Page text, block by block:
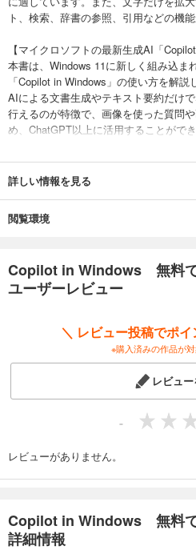
ト、検索、辞書の参照、引用などの機能
【マイクロソフトの最新生成AI「
本書は、Windows 11に新しく組み込ま
「Copilot in Windows」の使い方を解
AIによる文書生成やテキスト要約だけ
行えるのが特徴で、画像を使った質問
め、ChatGPT以上に活用することがで
活用、アイデア出しや学習に使う方法
ためのテクニックなど、仕事でAIを使
数紹介しています。
■目次
──Copilot in Edgeの画面構成を確認し
──Copilotに質問してみよう
●Chapter 2 パソコンを操作・連携しよ
──Copilot in Windowsでパソコンの操作
──スクリーンショットを撮ってもらおう
──ウィンドウを整理してもらおう
──パソコンの操作方法を教えてもらお
──音量や通知をオン／オフ／ミュート
──仕事や作業に集中するフォーカスセ
──画面をダークモードにしてもらおう
──CopilotをMicrosoft Edgeと連携できる
──Webページの内容を要約してもらお
──テキストファイルやPDFファイルの
──画像を使って質問しよう
──画像を生成しよう
詳しい情報を見る
閲覧環境
Copilot in Windows 無料
ユーザーレビュー
＼ レビュー投稿でポ
※購入済みの作品が
レビュー
-
レビューがありません。
Copilot in Windows 無料
詳細情報